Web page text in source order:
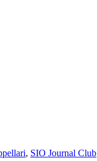
, SIO Journal Club